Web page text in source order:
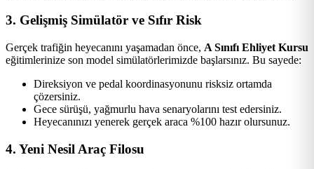
3. Gelişmiş Simülatör ve Sıfır Risk
Gerçek trafiğin heyecanını yaşamadan önce, A Sınıfı Ehliyet Kursu
eğitimlerinize son model simülatörlerimizde başlarsınız. Bu sayede:
Direksiyon ve pedal koordinasyonunu risksiz ortamda
çözersiniz.
Gece sürüşü, yağmurlu hava senaryolarını test edersiniz.
Heyecanınızı yenerek gerçek araca %100 hazır olursunuz.
4. Yeni Nesil Araç Filosu